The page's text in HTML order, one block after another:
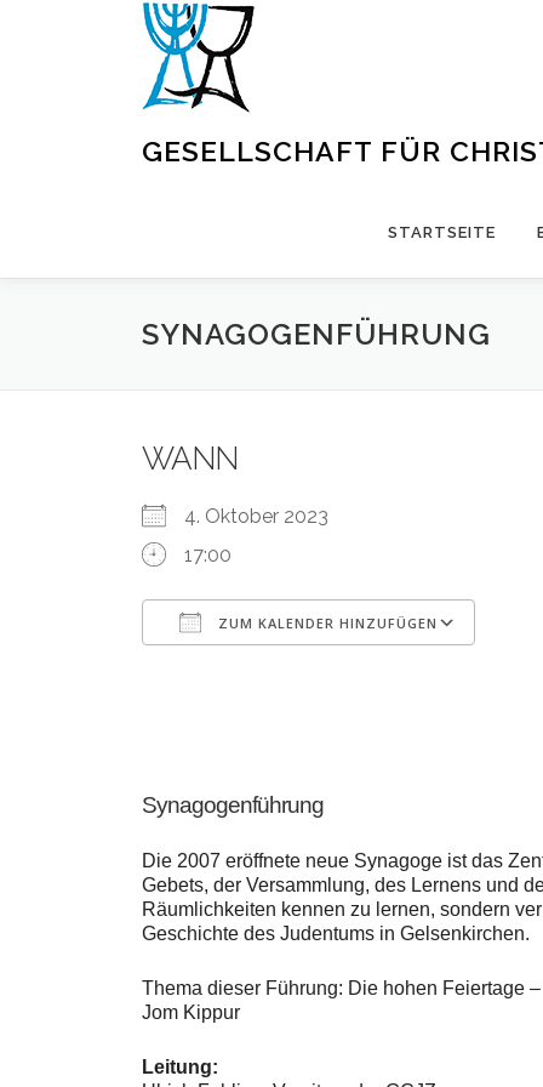
GESELLSCHAFT FÜR
STARTSEITE
SYNAGOGENFÜHRUNG
WANN
4. Oktober 2023
17:00
ZUM KALENDER HINZUFÜGEN
Synagogenführung
Die 2007 eröffnete neue Synagoge ist das
Gebets, der Versammlung, des Lernens und
Räumlichkeiten kennen zu lernen, sondern
Geschichte des Judentums in Gelsenkirchen.
Thema dieser Führung: Die hohen Feiertage
Jom Kippur
Leitung: